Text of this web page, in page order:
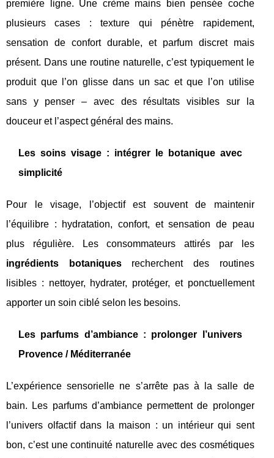
première ligne. Une crème mains bien pensée coche
plusieurs cases : texture qui pénètre rapidement,
sensation de confort durable, et parfum discret mais
présent. Dans une routine naturelle, c’est typiquement le
produit que l’on glisse dans un sac et que l’on utilise
sans y penser – avec des résultats visibles sur la
douceur et l’aspect général des mains.
Les soins visage : intégrer le botanique avec
simplicité
Pour le visage, l’objectif est souvent de maintenir
l’équilibre : hydratation, confort, et sensation de peau
plus régulière. Les consommateurs attirés par les
ingrédients botaniquesrecherchent des routines
lisibles : nettoyer, hydrater, protéger, et ponctuellement
apporter un soin ciblé selon les besoins.
Les parfums d’ambiance : prolonger l’univers
Provence / Méditerranée
L’expérience sensorielle ne s’arrête pas à la salle de
bain. Les parfums d’ambiance permettent de prolonger
l’univers olfactif dans la maison : un intérieur qui sent
bon, c’est une continuité naturelle avec des cosmétiques